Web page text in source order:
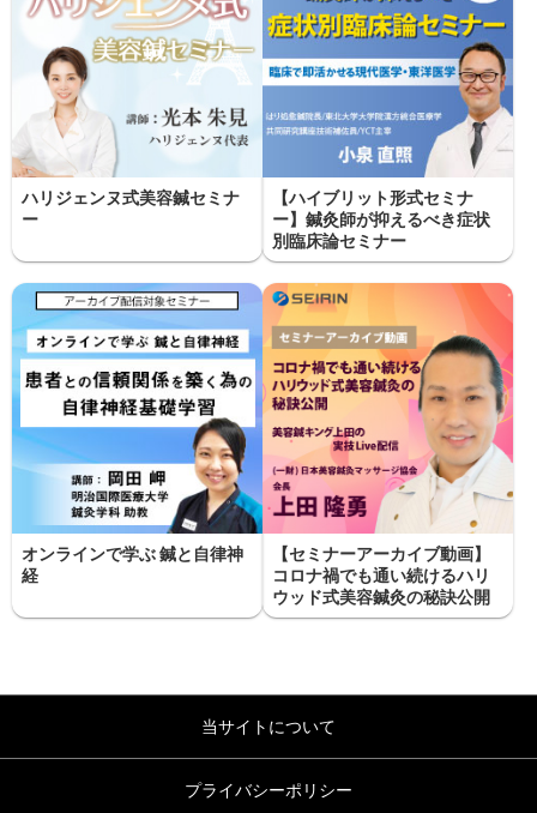
ハリジェンヌ式美容鍼セミナ
ー
【ハイブリット形式セミナ
ー】鍼灸師が抑えるべき症状
別臨床論セミナー
オンラインで学ぶ 鍼と自律神
経
【セミナーアーカイブ動画】
コロナ禍でも通い続けるハリ
ウッド式美容鍼灸の秘訣公開
当サイトについて
プライバシーポリシー